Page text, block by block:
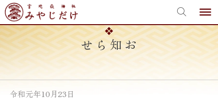
Skip
to
content
お知らせ
令和元年10月23日